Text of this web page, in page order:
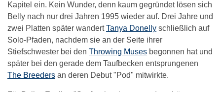
Kapitel ein. Kein Wunder, denn kaum gegründet lösen sich
Belly nach nur drei Jahren 1995 wieder auf. Drei Jahre und
zwei Platten später wandertTanya Donelly schließlich auf
Solo-Pfaden, nachdem sie an der Seite ihrer
Stiefschwester bei den Throwing Muses begonnen hat und
später bei den gerade dem Taufbecken entsprungenen
The Breeders an deren Debut "Pod" mitwirkte.